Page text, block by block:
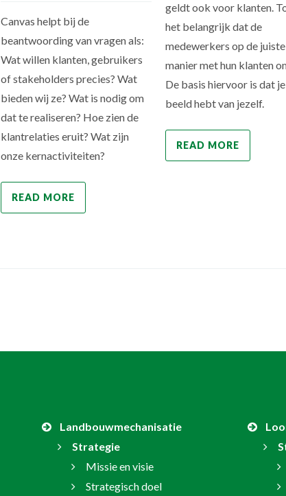
Canvas helpt bij de
beantwoording van vragen als:
Wat willen klanten, gebruikers
of stakeholders precies? Wat
bieden wij ze? Wat is nodig om
dat te realiseren? Hoe zien de
klantrelaties eruit? Wat zijn
onze kernactiviteiten?
READ MORE
geldt ook voor klanten.
het belangrijk dat de
medewerkers op de juiste
manier met hun klanten
De basis hiervoor is dat
beeld hebt van jezelf.
READ MORE
Landbouwmechanisatie
Strategie
Missie en visie
Strategisch doel